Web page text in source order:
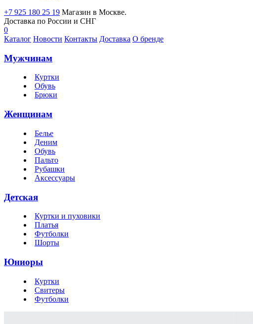
+7 925 180 25 19 Магазин в Москве.
Доставка по России и СНГ
0
Каталог Новости Контакты Доставка О бренде
Мужчинам
Куртки
Обувь
Брюки
Женщинам
Белье
Деним
Обувь
Пальто
Рубашки
Аксессуары
Детская
Куртки и пуховики
Платья
Футболки
Шорты
Юниоры
Куртки
Свитеры
Футболки